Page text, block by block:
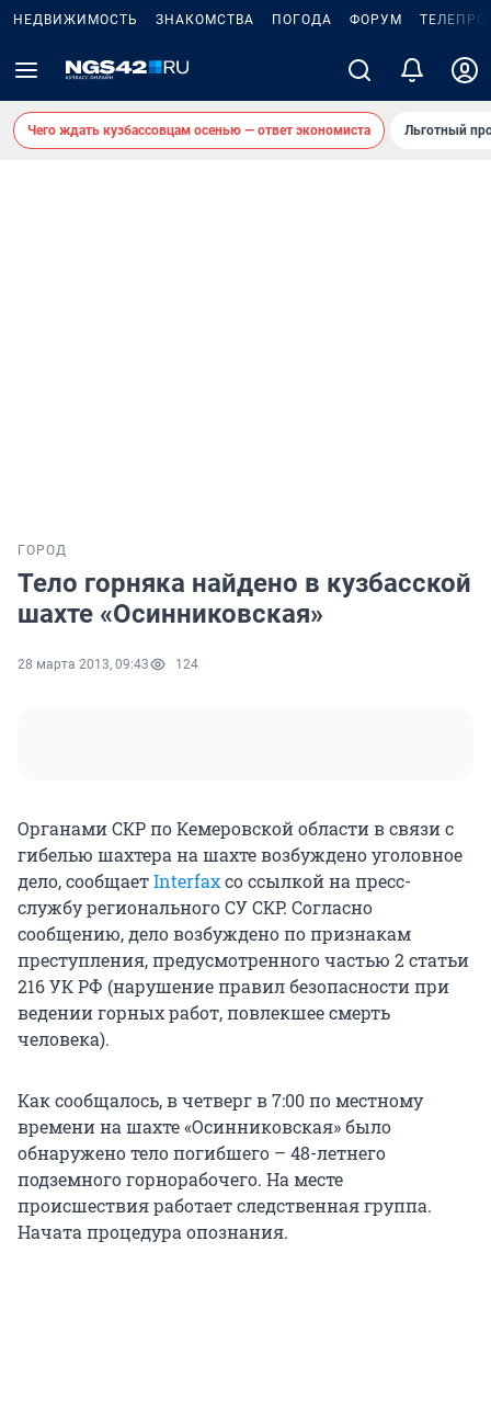
НЕДВИЖИМОСТЬ ЗНАКОМСТВА ПОГОДА ФОРУМ
Чего ждать кузбассовцам осенью — ответ экономиста Льготный
ГОРОД
Тело горняка найдено в кузбасской
шахте «Осинниковская»
28 марта 2013, 09:43 124
Органами СКР по Кемеровской области в связи с
гибелью шахтера на шахте возбуждено уголовное
дело, сообщаетInterfaxсо ссылкой на пресс-
службу регионального СУ СКР. Согласно
сообщению, дело возбуждено по признакам
преступления, предусмотренного частью 2 статьи
216 УК РФ (нарушение правил безопасности при
ведении горных работ, повлекшее смерть
человека).
Как сообщалось, в четверг в 7:00 по местному
времени на шахте «Осинниковская» было
обнаружено тело погибшего – 48-летнего
подземного горнорабочего. На месте
происшествия работает следственная группа.
Начата процедура опознания.